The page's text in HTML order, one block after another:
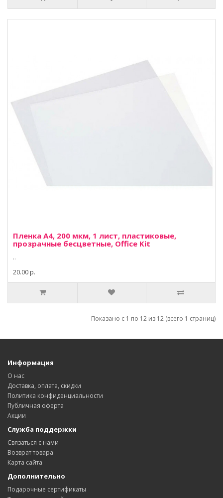
Пленка A4, 200 мкм, 1 лист, пластиковые,
прозрачные бесцветные, Office Kit
..
20.00 р.
Показано с 1 по 12 из 12 (всего 1 страниц)
Информация
О нас
Доставка, оплата, скидки
Политика конфиденциальности
Публичная оферта
Акции
Служба поддержки
Связаться с нами
Возврат товара
Карта сайта
Дополнительно
Подарочные сертификаты